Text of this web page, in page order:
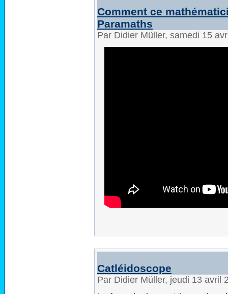
Comment ce
Paramaths
Par Didier Müller, samedi 15
Catléidoscope
Par Didier Müller, jeudi 13 avril